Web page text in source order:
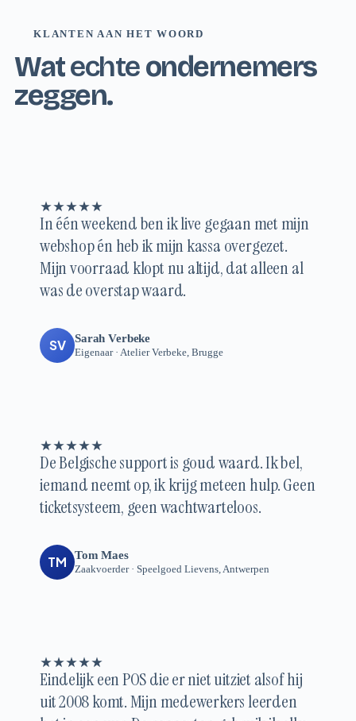
KLANTEN AAN HET WOORD
Watechteondernemers
zeggen.
In één weekend ben ik live gegaan met mijn
webshop én heb ik mijn kassa overgezet.
Mijn voorraad klopt nu altijd, dat alleen al
was de overstap waard.
SV Sarah Verbeke
Eigenaar · Atelier Verbeke, Brugge
De Belgische support is goud waard. Ik bel,
iemand neemt op, ik krijg meteen hulp. Geen
ticketsysteem, geen wachtwarteloos.
TM Tom Maes
Zaakvoerder · Speelgoed Lievens, Antwerpen
Eindelijk een POS die er niet uitziet alsof hij
uit 2008 komt. Mijn medewerkers leerden